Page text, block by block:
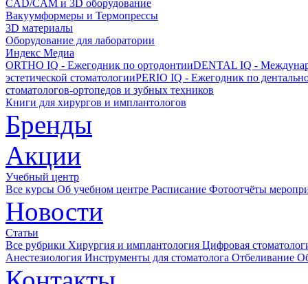
CAD/CAM и 3D оборудование
Вакуумформеры и Термопрессы
3D материалы
Оборудование для лаборатории
Индекс Медиа
ORTHO IQ - Ежегодник по ортодонтииDENTAL IQ -
эстетической стоматологииPERIO IQ - Ежегодник по
стоматологов-ортопедов и зубных техников
Книги для хирургов и имплантологов
Бренды
Акции
Учебный центр
Все курсы Об учебном центре Расписание Фотоотчёты
Новости
Статьи
Все рубрики Хирургия и имплантология Цифровая
Анестезиология Инструменты для стоматолога Отбеливание